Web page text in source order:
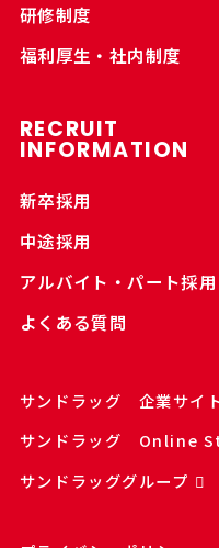
研修制度
福利厚生・社内制度
RECRUIT
INFORMATION
新卒採用
中途採用
アルバイト・パート採用
よくある質問
サンドラッグ 企業サイ
サンドラッグ Online
サンドラッググループ